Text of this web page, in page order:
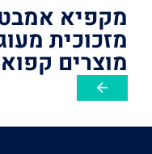
מקפיא
מזכוכית
מוצרים